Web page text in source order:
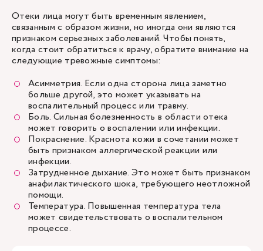
Отеки лица могут быть временным явлением,
связанным с образом жизни, но иногда они являются
признаком серьезных заболеваний. Чтобы понять,
когда стоит обратиться к врачу, обратите внимание на
следующие тревожные симптомы:
Асимметрия. Если одна сторона лица заметно
больше другой, это может указывать на
воспалительный процесс или травму.
Боль. Сильная болезненность в области отека
может говорить о воспалении или инфекции.
Покраснение. Краснота кожи в сочетании может
быть признаком аллергической реакции или
инфекции.
Затрудненное дыхание. Это может быть признаком
анафилактического шока, требующего неотложной
помощи.
Температура. Повышенная температура тела
может свидетельствовать о воспалительном
процессе.